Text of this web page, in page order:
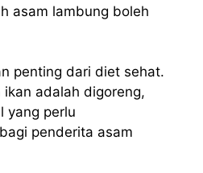
asam lambung boleh
penting dari diet sehat.
adalah digoreng,
yang perlu
penderita asam